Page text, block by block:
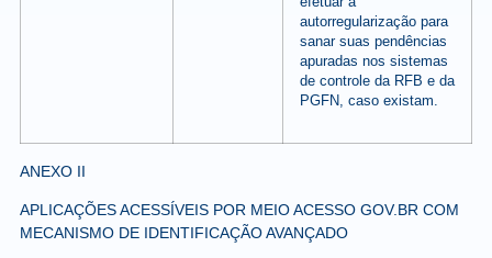
autorregularização para
sanar suas pendências
apuradas nos sistemas
de controle da RFB e da
PGFN, caso existam.
ANEXO II
APLICAÇÕES ACESSÍVEIS POR MEIO ACESSO GOV.BR COM
MECANISMO DE IDENTIFICAÇÃO AVANÇADO